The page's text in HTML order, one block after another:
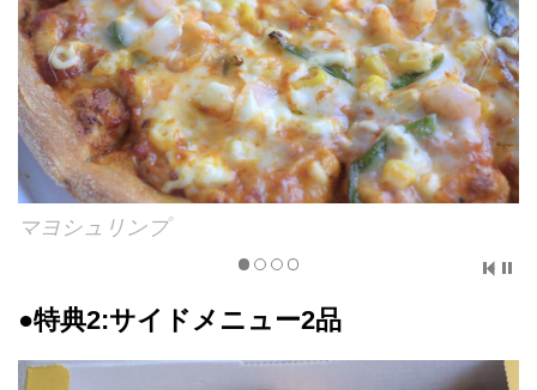
マヨシュリンプ
●特典2:サイドメニュー2品